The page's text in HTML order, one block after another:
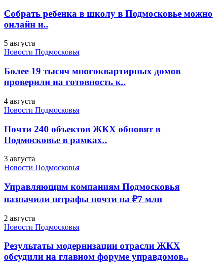
Собрать ребенка в школу в Подмосковье можно
онлайн и..
5 августа
Новости Подмосковья
Более 19 тысяч многоквартирных домов
проверили на готовность к..
4 августа
Новости Подмосковья
Почти 240 объектов ЖКХ обновят в
Подмосковье в рамках..
3 августа
Новости Подмосковья
Управляющим компаниям Подмосковья
назначили штрафы почти на ₽7 млн
2 августа
Новости Подмосковья
Результаты модернизации отрасли ЖКХ
обсудили на главном форуме управдомов..